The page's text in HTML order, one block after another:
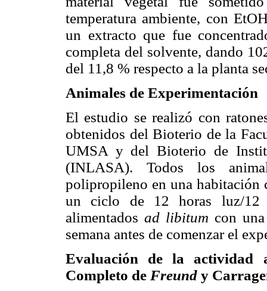
temperatura ambiente, con
un extracto que fue
completa del solvente, dando
del 11,8 % respecto a la planta
Animales de Experimentación
El estudio se realizó con
obtenidos del Bioterio de la
UMSA y del Bioterio de
(INLASA). Todos los
polipropileno en una habitación
un ciclo de 12 horas luz/12
alimentados ad libitum con
semana antes de comenzar el
Evaluación de la actividad
Completo de Freund y